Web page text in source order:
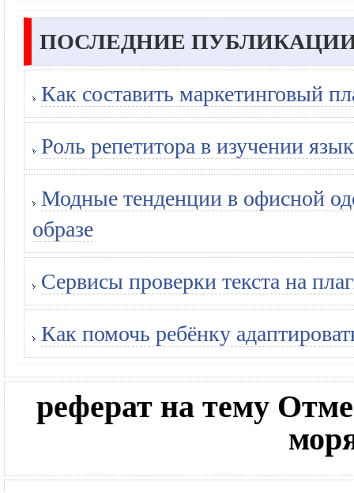
ПОСЛЕДНИЕ
Как составить маркетинговый
Роль репетитора в изучении
Модные тенденции в офисной
образе
Сервисы проверки текста на
Как помочь ребёнку
реферат на тему